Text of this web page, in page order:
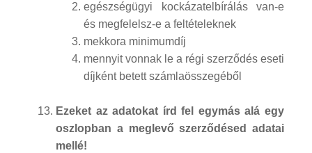
egészségügyi kockázatelbírálás van-e
és megfelelsz-e a feltételeknek
mekkora minimumdíj
mennyit vonnak le a régi szerződés eseti
díjként betett számlaösszegéből
Ezeket az adatokat írd fel egymás alá egy
oszlopban a meglevő szerződésed adatai
mellé!